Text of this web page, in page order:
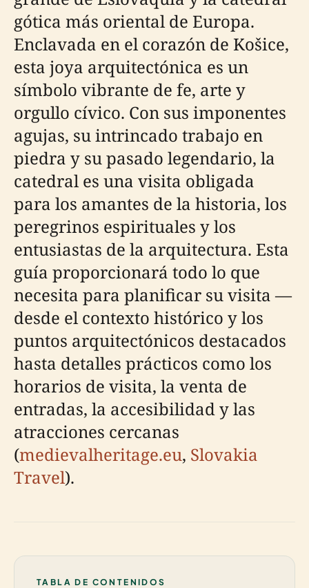
gótica más oriental de Europa.
Enclavada en el corazón de Košice,
esta joya arquitectónica es un
símbolo vibrante de fe, arte y
orgullo cívico. Con sus imponentes
agujas, su intrincado trabajo en
piedra y su pasado legendario, la
catedral es una visita obligada
para los amantes de la historia, los
peregrinos espirituales y los
entusiastas de la arquitectura. Esta
guía proporcionará todo lo que
necesita para planificar su visita —
desde el contexto histórico y los
puntos arquitectónicos destacados
hasta detalles prácticos como los
horarios de visita, la venta de
entradas, la accesibilidad y las
atracciones cercanas
(medievalheritage.eu, Slovakia
Travel).
TABLA DE CONTENIDOS